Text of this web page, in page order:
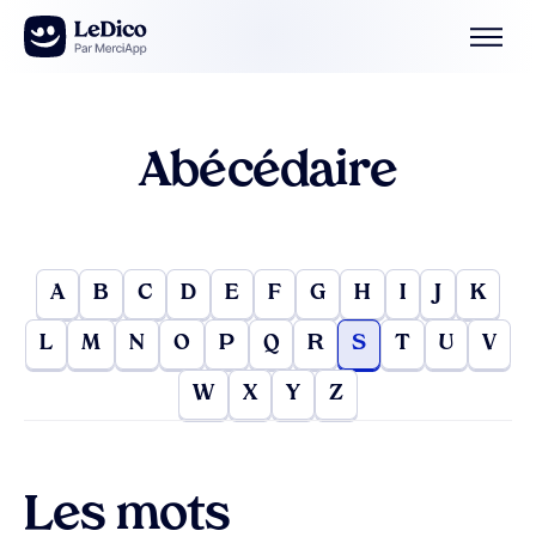
Aller au contenu
Abécédaire
A B C D E F G H I J K
L M N O P Q R S T U V
W X Y Z
Les mots